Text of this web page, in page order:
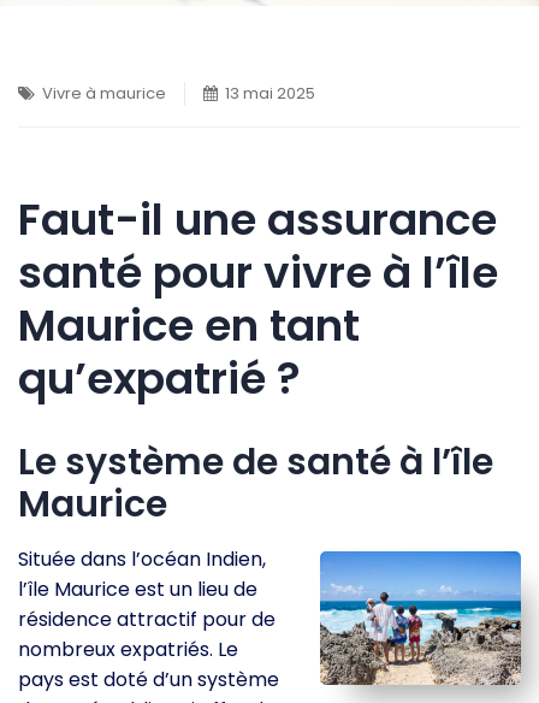
Vivre à maurice 13 mai 2025
Faut-il une assurance
santé pour vivre à l’île
Maurice en tant
qu’expatrié ?
Le système de santé à l’île
Maurice
Située dans l’océan Indien,
l’île Maurice est un lieu de
résidence attractif pour de
nombreux expatriés. Le
pays est doté d’un système